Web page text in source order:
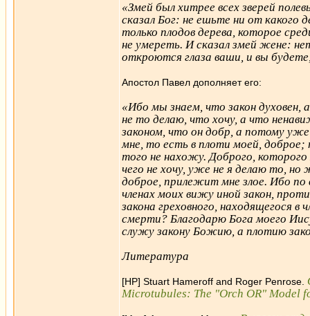
«Змей был хитрее всех зверей
сказал Бог: не ешьте ни от
только плодов дерева, которое
не умереть. И сказал змей жене:
откроются глаза ваши, и вы
Апостол Павел дополняет его:
«Ибо мы знаем, что закон
не то делаю, что хочу, а что
законом, что он добр, а потому
мне, то есть в плоти моей,
того не нахожу. Доброго, которого
чего не хочу, уже не я делаю то,
доброе, прилежит мне злое. Ибо по
членах моих вижу иной закон,
закона греховного, находящегося
смерти? Благодарю Бога моего
служу закону Божию, а плотию
Литература
[HP] Stuart Hameroff and Roger Penrose.
Microtubules: The "Orch OR" Model